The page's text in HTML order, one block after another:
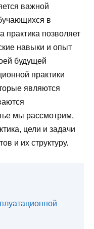
важной
в
практика позволяет
навыки и опыт
будущей
практики
являются
мы рассмотрим,
цели и задачи
и их структуру.